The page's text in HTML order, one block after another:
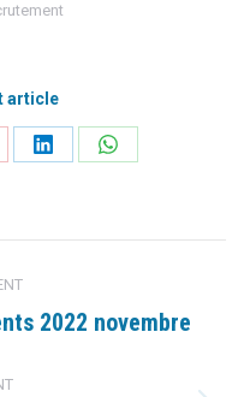
article
PartagerPartager
2022 novembre